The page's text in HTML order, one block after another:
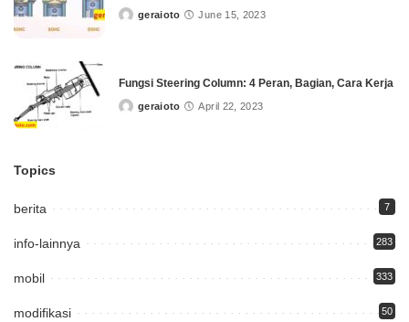
Postedgeraioto June 15, 2023
Fungsi Steering Column: 4 Peran, Bagian, Cara Kerja
Postedgeraioto April 22, 2023
Topics
berita 7
info-lainnya 283
mobil 333
modifikasi 50